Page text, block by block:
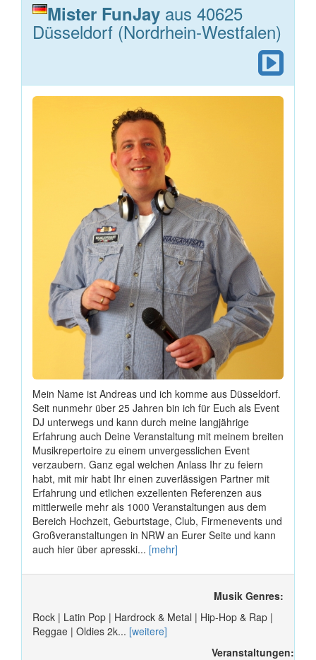
Mister FunJay aus 40625
Düsseldorf (Nordrhein-Westfalen)
Mein Name ist Andreas und ich komme aus Düsseldorf.
Seit nunmehr über 25 Jahren bin ich für Euch als Event
DJ unterwegs und kann durch meine langjährige
Erfahrung auch Deine Veranstaltung mit meinem breiten
Musikrepertoire zu einem unvergesslichen Event
verzaubern. Ganz egal welchen Anlass Ihr zu feiern
habt, mit mir habt Ihr einen zuverlässigen Partner mit
Erfahrung und etlichen exzellenten Referenzen aus
mittlerweile mehr als 1000 Veranstaltungen aus dem
Bereich Hochzeit, Geburtstage, Club, Firmenevents und
Großveranstaltungen in NRW an Eurer Seite und kann
auch hier über apresski... [mehr]
Musik Genres:
Rock | Latin Pop | Hardrock & Metal | Hip-Hop & Rap |
Reggae | Oldies 2k... [weitere]
Veranstaltungen: